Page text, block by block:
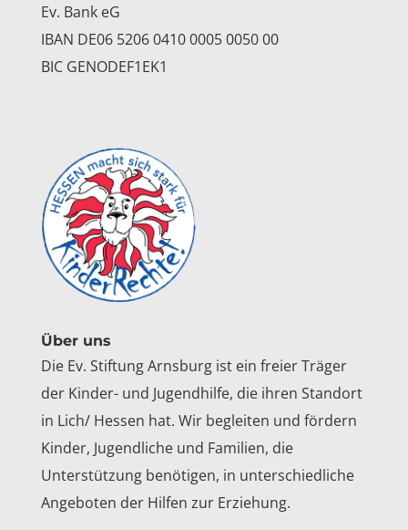
Ev. Bank eG
IBAN DE06 5206 0410 0005 0050 00
BIC GENODEF1EK1
Über uns
Die Ev. Stiftung Arnsburg ist ein freier Träger
der Kinder- und Jugendhilfe, die ihren Standort
in Lich/ Hessen hat. Wir begleiten und fördern
Kinder, Jugendliche und Familien, die
Unterstützung benötigen, in unterschiedliche
Angeboten der Hilfen zur Erziehung.